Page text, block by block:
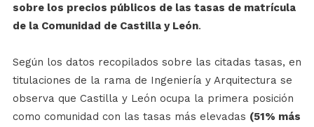
sobre los precios públicos de las tasas de matrícula
de la Comunidad de Castilla y León.
Según los datos recopilados sobre las citadas tasas, en
titulaciones de la rama de Ingeniería y Arquitectura se
observa que Castilla y León ocupa la primera posición
como comunidad con las tasas más elevadas (51% más